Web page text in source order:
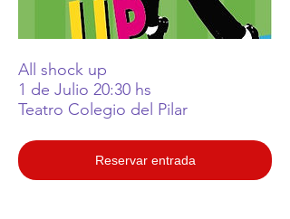
All shock up
1 de Julio 20:30 hs
Teatro Colegio del Pilar
Reservar entrada